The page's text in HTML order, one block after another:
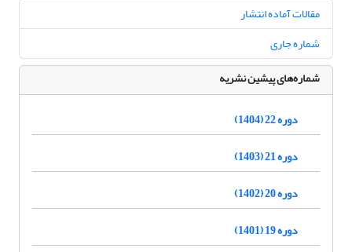
مقالات آماده انتشار
شماره جاری
شماره‌های پیشین نشریه
دوره 22 (1404)
دوره 21 (1403)
دوره 20 (1402)
دوره 19 (1401)